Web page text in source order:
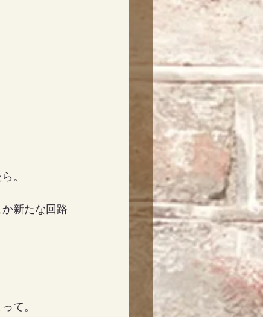
。
新たな回路
て。